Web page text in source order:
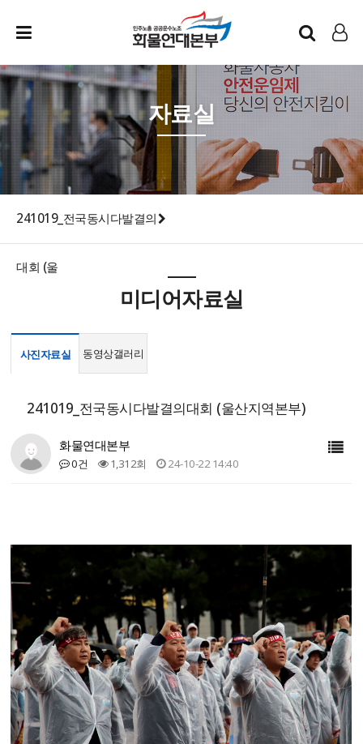
인트라넷
LOG IN
자료실
241019_전국동시다발결의
대회 (울
미디어자료실
사진자료실 동영상갤러리
241019_전국동시다발결의대회 (울산지역본부)
화물연대본부
0건 1,312회 24-10-22 14:40